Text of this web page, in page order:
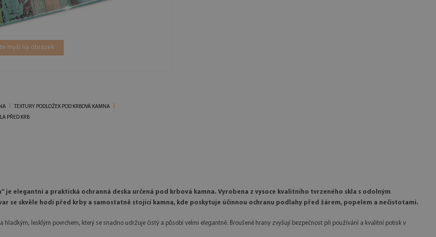
myší na obrázek
TEXTURY PODLOŽEK POD KRBOVÁ KAMNA
PŘED KRB
je elegantní a praktická ochranná deska určená pod krbová kamna. Vyrobena z vysoce kvalitního tvrzeného skla s odolným
se skvěle hodí před krby a samostatně stojící kamna, kde poskytuje účinnou ochranu podlahy před žárem, popelem a nečistotami.
hladkým, lesklým povrchem, který se snadno udržuje čistý a působí velmi elegantně. Broušené hrany zvyšují bezpečnost při používání a kvalitní potisk v